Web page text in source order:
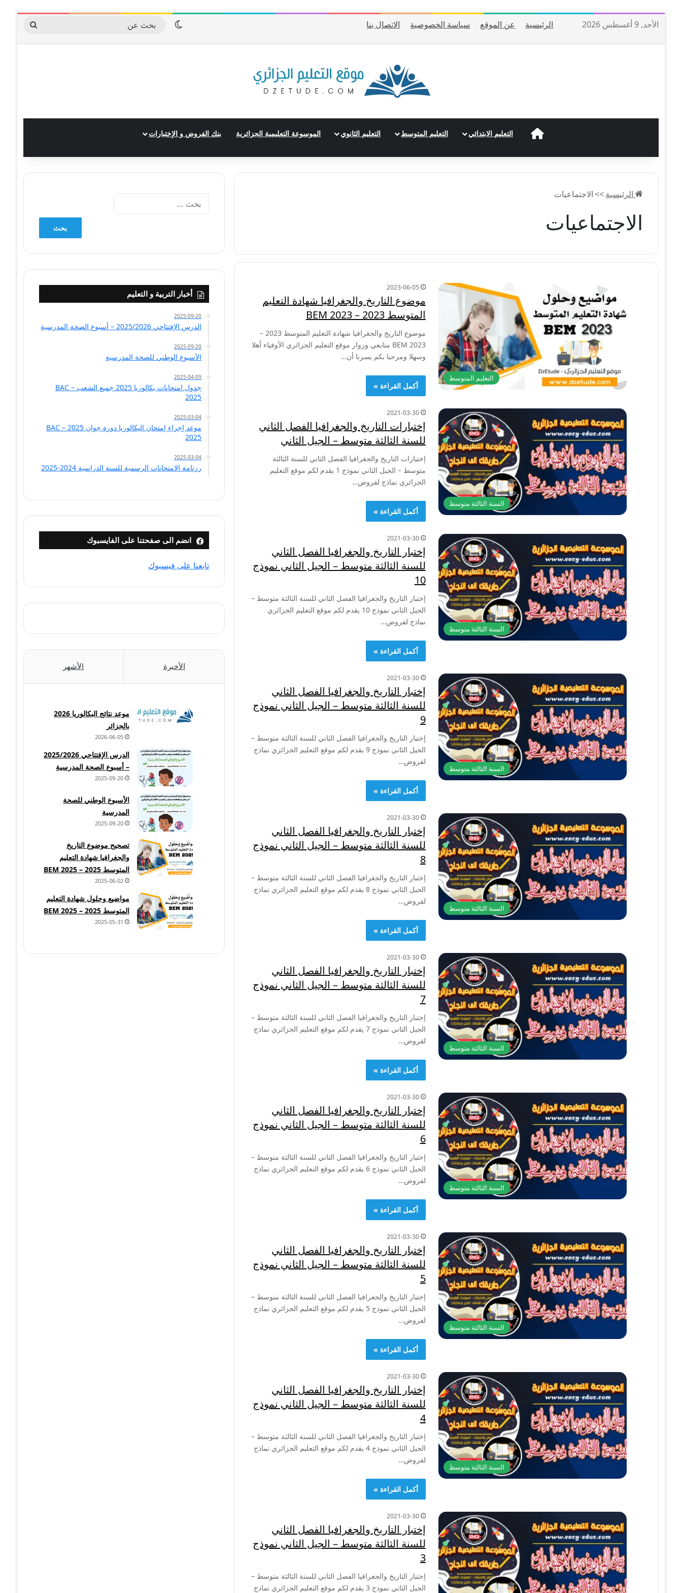
الأحد, 9 أغسطس 2026 الرئيسية عن الموقع سياسة الخصوصية الاتصال بنا الوضع المظلم
بحث
عن
الرئيسيةالتعليم الابتدائي التعليم المتوسط التعليم الثانوي الموسوعة التعليمية الجزائرية بنك الفروض و الإختبارات
الرئيسية>> الاجتماعيات
الاجتماعيات
التعليم المتوسط
2023-06-05
موضوع التاريخ والجغرافيا شهادة التعليم
المتوسط 2023 – BEM 2023
موضوع التاريخ والجغرافيا شهادة التعليم المتوسط 2023 –
BEM 2023 متابعي وزوار موقع التعليم الجزائري الأوفياء أهلا
وسهلا ومرحبا بكم يسرنا أن…
أكمل القراءة »
السنة الثالثة متوسط
2021-03-30
إختبارات التاريخ والجغرافيا الفصل الثاني
للسنة الثالثة متوسط – الجيل الثاني
إختبارات التاريخ والجغرافيا الفصل الثاني للسنة الثالثة
متوسط – الجيل الثاني نموذج 1 يقدم لكم موقع التعليم
الجزائري نماذج لفروض…
أكمل القراءة »
السنة الثالثة متوسط
2021-03-30
إختبار التاريخ والجغرافيا الفصل الثاني
للسنة الثالثة متوسط – الجيل الثاني نموذج
10
إختبار التاريخ والجغرافيا الفصل الثاني للسنة الثالثة متوسط –
الجيل الثاني نموذج 10 يقدم لكم موقع التعليم الجزائري
نماذج لفروض…
أكمل القراءة »
السنة الثالثة متوسط
2021-03-30
إختبار التاريخ والجغرافيا الفصل الثاني
للسنة الثالثة متوسط – الجيل الثاني نموذج
9
إختبار التاريخ والجغرافيا الفصل الثاني للسنة الثالثة متوسط –
الجيل الثاني نموذج 9 يقدم لكم موقع التعليم الجزائري نماذج
لفروض…
أكمل القراءة »
السنة الثالثة متوسط
2021-03-30
إختبار التاريخ والجغرافيا الفصل الثاني
للسنة الثالثة متوسط – الجيل الثاني نموذج
8
إختبار التاريخ والجغرافيا الفصل الثاني للسنة الثالثة متوسط –
الجيل الثاني نموذج 8 يقدم لكم موقع التعليم الجزائري نماذج
لفروض…
أكمل القراءة »
السنة الثالثة متوسط
2021-03-30
إختبار التاريخ والجغرافيا الفصل الثاني
للسنة الثالثة متوسط – الجيل الثاني نموذج
7
إختبار التاريخ والجغرافيا الفصل الثاني للسنة الثالثة متوسط –
الجيل الثاني نموذج 7 يقدم لكم موقع التعليم الجزائري نماذج
لفروض…
أكمل القراءة »
السنة الثالثة متوسط
2021-03-30
إختبار التاريخ والجغرافيا الفصل الثاني
للسنة الثالثة متوسط – الجيل الثاني نموذج
6
إختبار التاريخ والجغرافيا الفصل الثاني للسنة الثالثة متوسط –
الجيل الثاني نموذج 6 يقدم لكم موقع التعليم الجزائري نماذج
لفروض…
أكمل القراءة »
السنة الثالثة متوسط
2021-03-30
إختبار التاريخ والجغرافيا الفصل الثاني
للسنة الثالثة متوسط – الجيل الثاني نموذج
5
إختبار التاريخ والجغرافيا الفصل الثاني للسنة الثالثة متوسط –
الجيل الثاني نموذج 5 يقدم لكم موقع التعليم الجزائري نماذج
لفروض…
أكمل القراءة »
السنة الثالثة متوسط
2021-03-30
إختبار التاريخ والجغرافيا الفصل الثاني
للسنة الثالثة متوسط – الجيل الثاني نموذج
4
إختبار التاريخ والجغرافيا الفصل الثاني للسنة الثالثة متوسط –
الجيل الثاني نموذج 4 يقدم لكم موقع التعليم الجزائري نماذج
لفروض…
أكمل القراءة »
2021-03-30
إختبار التاريخ والجغرافيا الفصل الثاني
للسنة الثالثة متوسط – الجيل الثاني نموذج
3
إختبار التاريخ والجغرافيا الفصل الثاني للسنة الثالثة متوسط –
الجيل الثاني نموذج 3 يقدم لكم موقع التعليم الجزائري نماذج
عن:
أخبار التربية و التعليم
2025-09-20
الدرس الإفتتاحي 2025/2026 – أسبوع الصحة المدرسية
2025-09-20
الأسبوع الوطني للصحة المدرسية
2025-04-09
جدول امتحانات بكالوريا 2025 جميع الشعب – BAC
2025
2025-03-04
موعد إجراء إمتحان البكالوريا دورة جوان 2025 – BAC
2025
2025-03-04
رزنامة الامتحانات الرسمية للسنة الدراسية 2024-2025
انضم الى صفحتنا على الفايسبوك
تابعنا على فيسبوك
الأخيرة الأشهر
موعد نتائج البكالوريا 2026
بالجزائر
2026-06-05
الدرس الإفتتاحي 2025/2026
– أسبوع الصحة المدرسية
2025-09-20
الأسبوع الوطني للصحة
المدرسية
2025-09-20
تصحيح موضوع التاريخ
والجغرافيا شهادة التعليم
المتوسط 2025 – BEM 2025
2025-06-02
مواضيع وحلول شهادة التعليم
المتوسط 2025 – BEM 2025
2025-05-31